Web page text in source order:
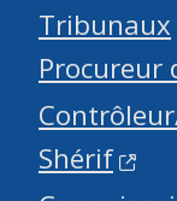
Tribunaux
Procureur
Shérif